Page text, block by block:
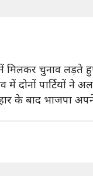
मिलकर चुनाव लड़ते
दोनों पार्टियों ने
के बाद भाजपा